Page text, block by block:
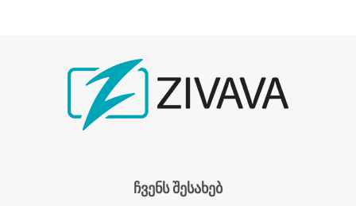
ჩვენს შესახებ